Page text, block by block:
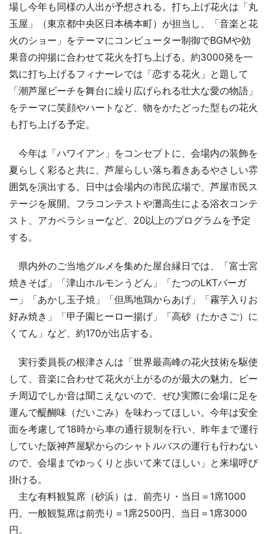
場し今年も同様の人出が予想される。打ち上げ花火は「丸
玉屋」（東京都中央区日本橋本町）が担当し、「音楽と花
火のショー」をテーマにコンピューター制御でBGMや効
果音の抑揚に合わせて花火を打ち上げる。約3000発を一
気に打ち上げるフィナーレでは「恋する花火」と題して
「潮芦屋ビーチを舞台に繰り広げられる壮大な愛の物語」
をテーマに笑顔やハートなど、物をかたどった型もの花火
も打ち上げる予定。
今年は「ハワイアン」をコンセプトに、会場内の装飾を
夏らしく彩ると共に、芦屋らしい落ち着きあるやさしい雰
囲気を演出する。日中は会場内の市民広場で、芦屋市民ス
テージを展開。フラコンテストや灘高生による浴衣コンテ
スト、アカペラショーなど、20以上のプログラムを予定
する。
県内外のご当地グルメを集めた屋台縁日では、「富士宮
焼きそば」「津山ホルモンうどん」「たつのLKTバーガ
ー」「あかし玉子焼」「但馬地鶏からあげ」「霧芋入りお
好み焼き」「甲子園ヒーロー揚げ」「高砂（たかさご）に
くてん」など、約170が出店する。
実行委員長の根津さんは「世界最高峰の花火技術を駆使
して、音楽に合わせて花火が上がるのが最大の魅力。ビー
チ周辺でしか音は聞こえないので、ぜひ実際に会場に足を
運んで醍醐味（だいごみ）を味わってほしい。今年は安全
面を考慮して18時から車の通行規制を行い、昨年まで運行
していた阪神芦屋駅からのシャトルバスの運行も行わない
ので、会場までゆっくりと歩いて来てほしい」と来場呼び
掛ける。
主な有料観覧席（砂浜）は、前売り・当日＝1席1000
円。一般観覧席は前売り＝1席2500円、当日＝1席3000
円。